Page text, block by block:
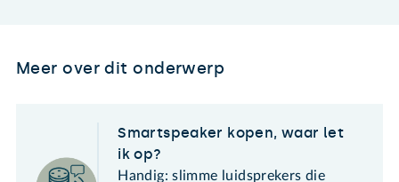
Meer over dit onderwerp
Smartspeaker kopen, waar let
ik op?
Handig: slimme luidsprekers die